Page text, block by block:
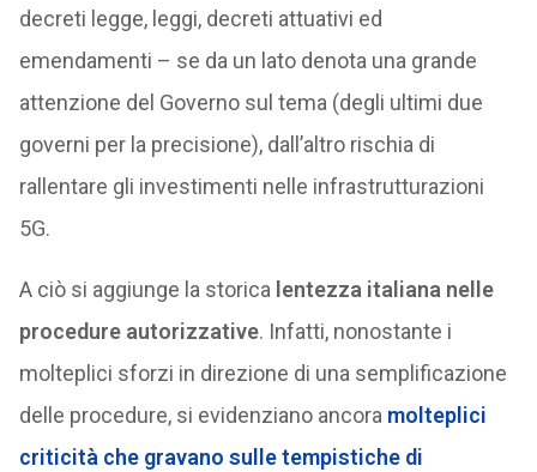
decreti legge, leggi, decreti attuativi ed
emendamenti – se da un lato denota una grande
attenzione del Governo sul tema (degli ultimi due
governi per la precisione), dall’altro rischia di
rallentare gli investimenti nelle infrastrutturazioni
5G.
A ciò si aggiunge la storica lentezza italiana nelle
procedure autorizzative. Infatti, nonostante i
molteplici sforzi in direzione di una semplificazione
delle procedure, si evidenziano ancora molteplici
criticità che gravano sulle tempistiche di